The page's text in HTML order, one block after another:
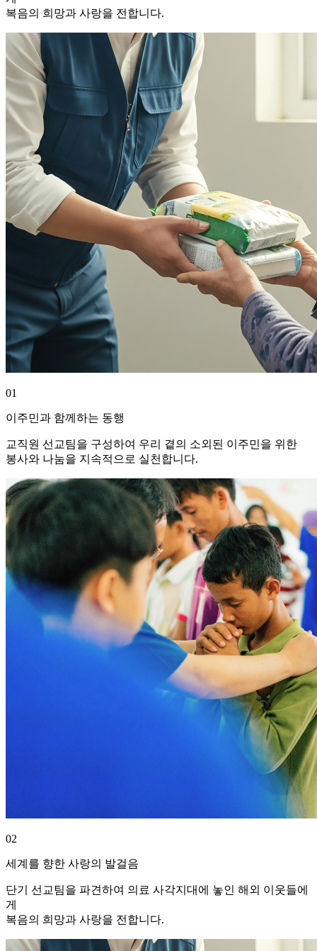
복음의 희망과 사랑을 전합니다.
01
이주민과 함께하는 동행
교직원 선교팀을 구성하여 우리 곁의 소외된 이주민을 위한
봉사와 나눔을 지속적으로 실천합니다.
02
세계를 향한 사랑의 발걸음
단기 선교팀을 파견하여 의료 사각지대에 놓인 해외 이웃들에
게
복음의 희망과 사랑을 전합니다.